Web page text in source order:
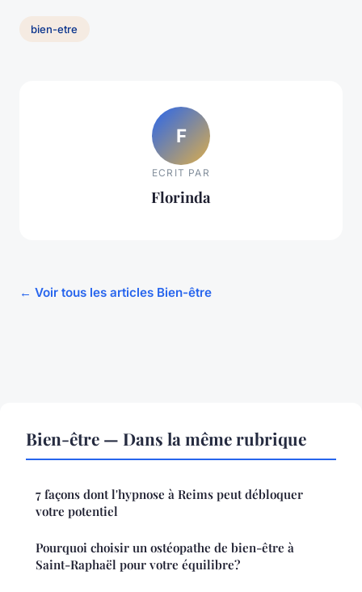
bien-etre
F
ECRIT PAR
Florinda
← Voir tous les articles Bien-être
Bien-être — Dans la même rubrique
7 façons dont l'hypnose à Reims peut débloquer
votre potentiel
Pourquoi choisir un ostéopathe de bien-être à
Saint-Raphaël pour votre équilibre?